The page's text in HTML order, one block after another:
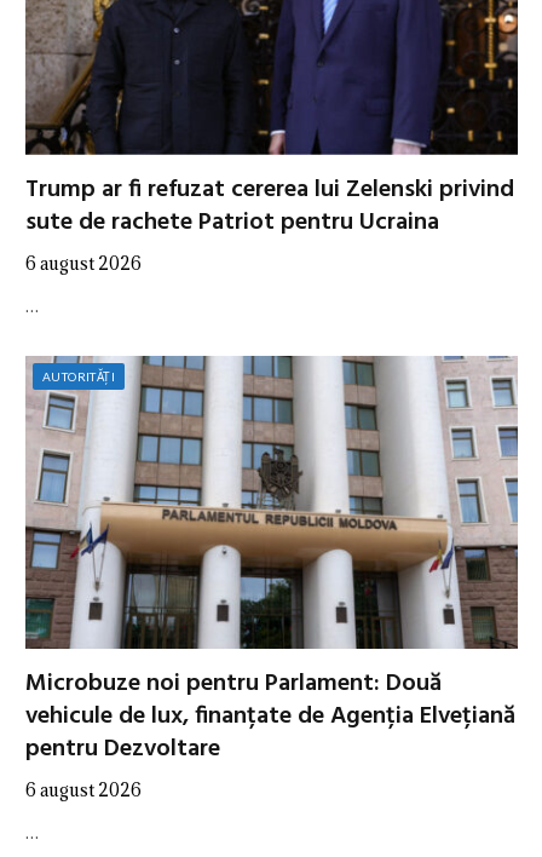
Trump ar fi refuzat cererea lui Zelenski privind
sute de rachete Patriot pentru Ucraina
6 august 2026
…
AUTORITĂȚI
Microbuze noi pentru Parlament: Două
vehicule de lux, finanțate de Agenția Elvețiană
pentru Dezvoltare
6 august 2026
…